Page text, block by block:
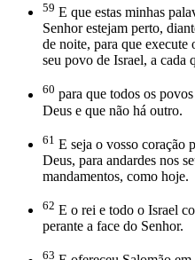
59 E que estas minhas
Senhor estejam perto,
de noite, para que
seu povo de Israel, a cada
60 para que todos os
Deus e que não há outro.
61 E seja o vosso coração
Deus, para andardes nos
mandamentos, como hoje.
62 E o rei e todo o Israel
perante a face do Senhor.
63